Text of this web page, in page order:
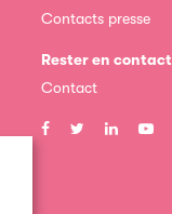
Contacts presse
Rester en contact
Contact